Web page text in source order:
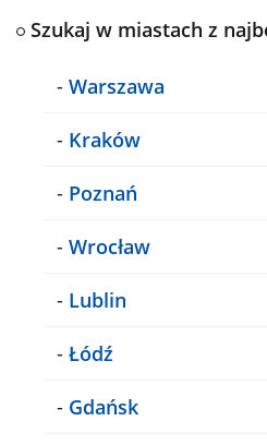
Szukaj w miastach z
- Warszawa
- Kraków
- Poznań
- Wrocław
- Lublin
- Łódź
- Gdańsk